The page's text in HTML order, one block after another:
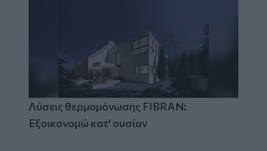
Λύσεις θερμομόνωσης FIBRAN:
Εξοικονομώ κατ' ουσίαν